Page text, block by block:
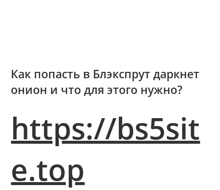
Как попасть в Блэкспрут даркнет
онион и что для этого нужно?
https://bs5sit
e.top